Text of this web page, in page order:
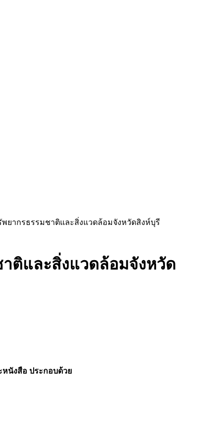
ยากรธรรมชาติและสิ่งแวดล้อมจังหวัดสิงห์บุรี
ติและสิ่งแวดล้อมจังหวัด
หนังสือ ประกอบด้วย